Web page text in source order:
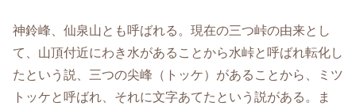
神鈴峰、仙泉山とも呼ばれる。現在の三つ峠の由来とし
て、山頂付近にわき水があることから水峠と呼ばれ転化し
たという説、三つの尖峰（トッケ）があることから、ミツ
トッケと呼ばれ、それに文字あてたという説がある。ま